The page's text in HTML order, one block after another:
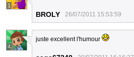
1
BROLY 26/07/2011 15:53:59
4
juste excellent l'humour